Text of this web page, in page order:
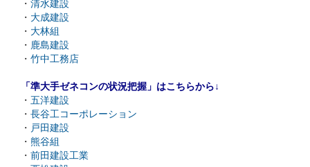
・ 清水建設
・ 大成建設
・ 大林組
・ 鹿島建設
・ 竹中工務店
「準大手ゼネコンの状況把握」はこちらから↓
・ 五洋建設
・ 長谷工コーポレーション
・ 戸田建設
・ 熊谷組
・ 前田建設工業